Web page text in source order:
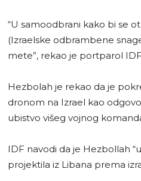
“U samoodbrani kako bi se
(Izraelske odbrambene
mete”, rekao je portparol
Hezbolah je rekao da je
dronom na Izrael kao
ubistvo višeg vojnog
IDF navodi da je Hezbollah
projektila iz Libana prema